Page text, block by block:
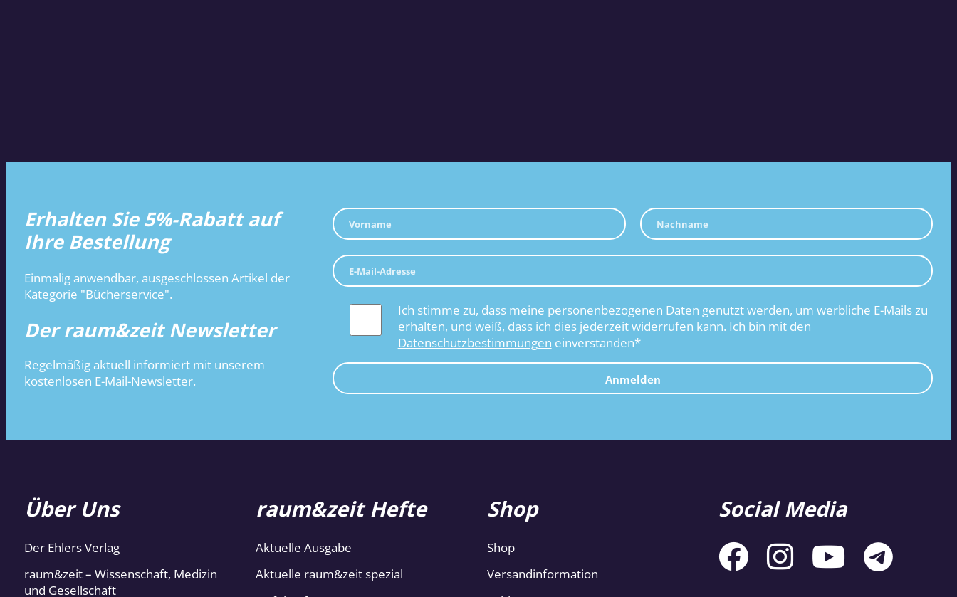
Erhalten Sie 5%-Rabatt auf
Ihre Bestellung
Einmalig anwendbar, ausgeschlossen Artikel der
Kategorie "Bücherservice".
Der raum&zeit Newsletter
Regelmäßig aktuell informiert mit unserem
kostenlosen E-Mail-Newsletter.
Ich stimme zu, dass meine personenbezogenen Daten genutzt werden, um werbliche E-Mails zu
erhalten, und weiß, dass ich dies jederzeit widerrufen kann. Ich bin mit den
Datenschutzbestimmungen einverstanden*
Anmelden
Über Uns
Der Ehlers Verlag
raum&zeit – Wissenschaft, Medizin
und Gesellschaft
raum&zeit Hefte
Aktuelle Ausgabe
Aktuelle raum&zeit spezial
Shop
Shop
Versandinformation
Social Media